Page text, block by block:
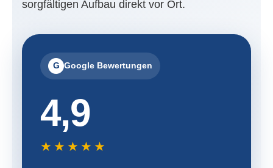
sorgfältigen Aufbau direkt vor Ort.
G Google Bewertungen
4,9
★★★★★